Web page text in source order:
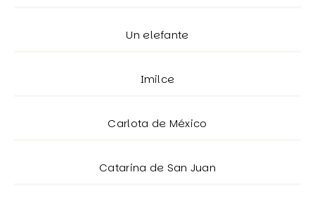
Un elefante
Imilce
Carlota de México
Catarina de San Juan